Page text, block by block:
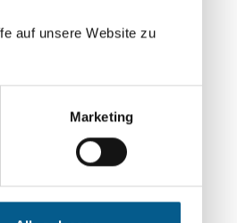
auf unsere Website zu
Marketing
Kategorien